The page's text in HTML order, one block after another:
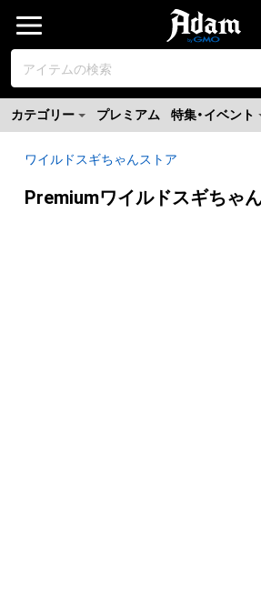
カテゴリー プレミアム 特集・イベント
ワイルドスギちゃんストア
Premiumワイルドスギちゃ